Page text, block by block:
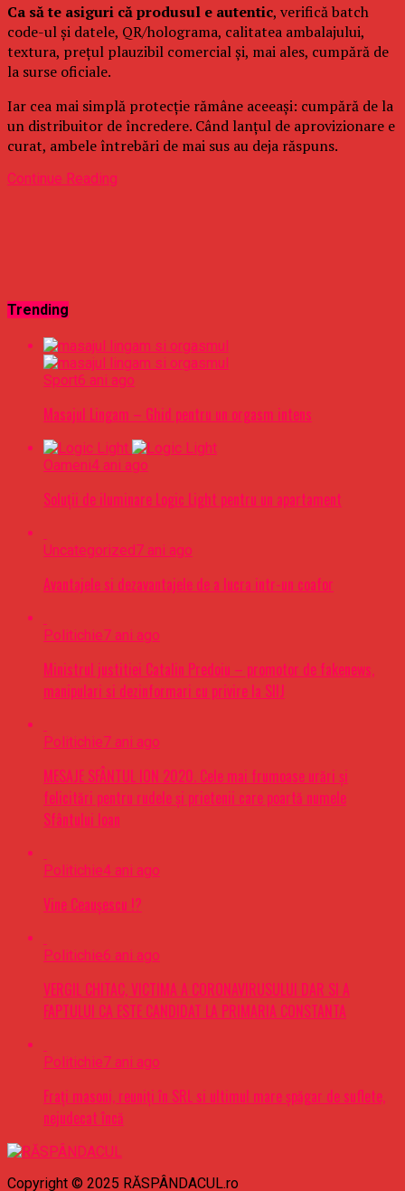
Ca să te asiguri că produsul e autentic, verifică batch
code-ul și datele, QR/holograma, calitatea ambalajului,
textura, prețul plauzibil comercial și, mai ales, cumpără de
la surse oficiale.
Iar cea mai simplă protecție rămâne aceeași: cumpără de la
un distribuitor de încredere. Când lanțul de aprovizionare e
curat, ambele întrebări de mai sus au deja răspuns.
Continue Reading
Trending
Sport6 ani ago
Masajul Lingam – Ghid pentru un orgasm intens
Oameni4 ani ago
Soluții de iluminare Logic Light pentru un apartament
Uncategorized7 ani ago
Avantajele si dezavantajele de a lucra intr-un coafor
Politichie7 ani ago
Ministrul justitiei Catalin Predoiu – promotor de fakenews,
manipulari si dezinformari cu privire la SIIJ
Politichie7 ani ago
MESAJE SFÂNTUL ION 2020. Cele mai frumoase urări şi
felicitări pentru rudele şi prietenii care poartă numele
Sfântului Ioan
Politichie4 ani ago
Vine Ceaușescu !?
Politichie6 ani ago
VERGIL CHITAC, VICTIMA A CORONAVIRUSULUI DAR SI A
FAPTULUI CA ESTE CANDIDAT LA PRIMARIA CONSTANTA
Politichie7 ani ago
Frați masoni, reuniți în SRL si ultimul mare șpăgar de suflete,
nejudecat încă
Copyright © 2025 RĂSPÂNDACUL.ro